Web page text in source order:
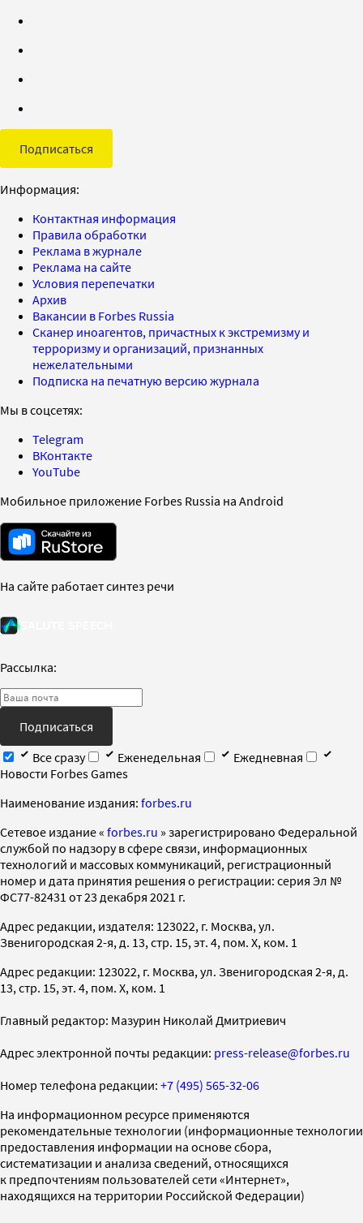
Подписаться
Информация:
Контактная информация
Правила обработки
Реклама в журнале
Реклама на сайте
Условия перепечатки
Архив
Вакансии в Forbes Russia
Сканер иноагентов, причастных к экстремизму и
терроризму и организаций, признанных
нежелательными
Подписка на печатную версию журнала
Мы в соцсетях:
Telegram
ВКонтакте
YouTube
Мобильное приложение Forbes Russia на Android
На сайте работает синтез речи
Рассылка:
Подписаться
Все сразу
Еженедельная
Ежедневная
Новости Forbes Games
Наименование издания: forbes.ru
Cетевое издание « forbes.ru » зарегистрировано Федеральной
службой по надзору в сфере связи, информационных
технологий и массовых коммуникаций, регистрационный
номер и дата принятия решения о регистрации: серия Эл №
ФС77-82431 от 23 декабря 2021 г.
Адрес редакции, издателя: 123022, г. Москва, ул.
Звенигородская 2-я, д. 13, стр. 15, эт. 4, пом. X, ком. 1
Адрес редакции: 123022, г. Москва, ул. Звенигородская 2-я, д.
13, стр. 15, эт. 4, пом. X, ком. 1
Главный редактор: Мазурин Николай Дмитриевич
Адрес электронной почты редакции: press-release@forbes.ru
Номер телефона редакции: +7 (495) 565-32-06
На информационном ресурсе применяются
рекомендательные технологии (информационные технологии
предоставления информации на основе сбора,
систематизации и анализа сведений, относящихся
к предпочтениям пользователей сети «Интернет»,
находящихся на территории Российской Федерации)